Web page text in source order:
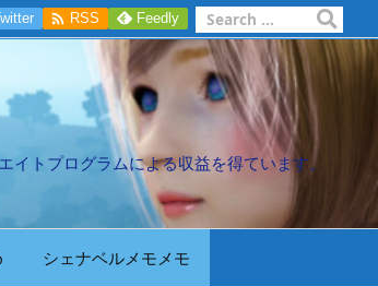
トプログラムによる収益を得ています。
シェナベルメモメモ
 RSS Feedly